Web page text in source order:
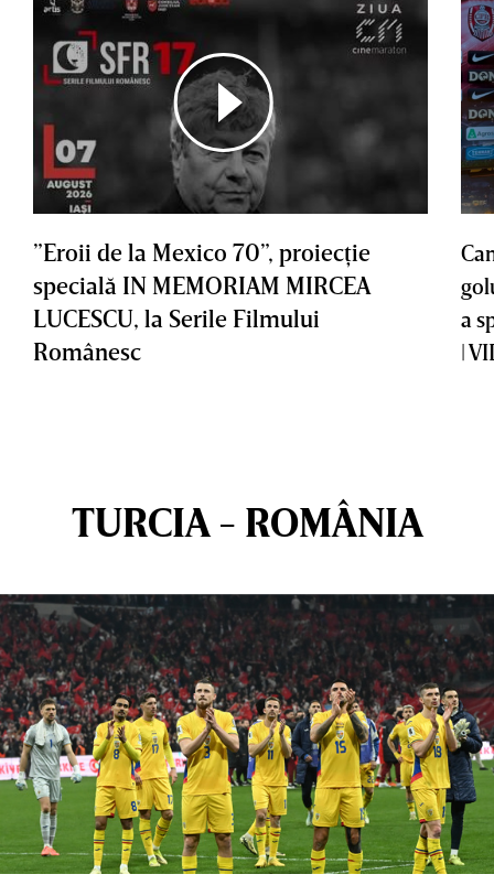
”Eroii de la Mexico 70”, proiecţie
specială IN MEMORIAM MIRCEA
LUCESCU, la Serile Filmului
Românesc
a
|
TURCIA - ROMÂNIA